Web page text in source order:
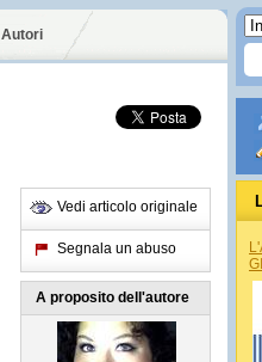
Autori
Vedi articolo originale
Segnala un abuso
A proposito dell'autore